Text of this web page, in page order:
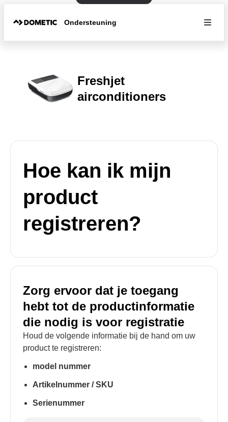
Ondersteuning
Freshjet
airconditioners
Hoe kan ik mijn
product
registreren?
Zorg ervoor dat je toegang
hebt tot de productinformatie
die nodig is voor registratie
Houd de volgende informatie bij de hand om uw
product te registreren:
model nummer
Artikelnummer / SKU
Serienummer